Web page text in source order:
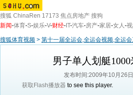
搜狐 ChinaRen 17173 焦点房地产 搜狗
新闻-体育-S-娱乐-V-财经- IT-汽车-房产-家居-女人-
搜狐体育视频 > 第十一届全运会,全运会视频,全运
男子单人划艇
发布时间:2009年10月26
获取Flash播放器 to see this player.